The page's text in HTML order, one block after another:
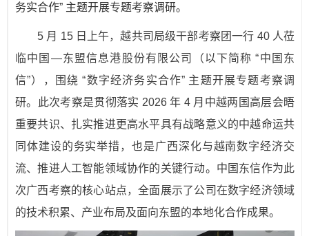
务实合作” 主题开展专题考察调研。
5 月 15 日上午，越共司局级干部考察团一行 40 人莅
临中国—东盟信息港股份有限公司（以下简称 “中国东
信”），围绕 “数字经济务实合作” 主题开展专题考察调
研。此次考察是贯彻落实 2026 年 4 月中越两国高层会晤
重要共识、扎实推进更高水平具有战略意义的中越命运共
同体建设的务实举措，也是广西深化与越南数字经济交
流、推进人工智能领域协作的关键行动。中国东信作为此
次广西考察的核心站点，全面展示了公司在数字经济领域
的技术积累、产业布局及面向东盟的本地化合作成果。